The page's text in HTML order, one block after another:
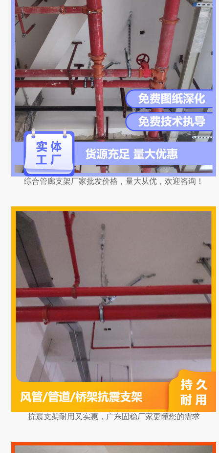
综合管廊支架厂家批发价格，量大从优，欢迎咨询！
抗震支架耐用又实惠，广东固稳厂家更懂您的需求